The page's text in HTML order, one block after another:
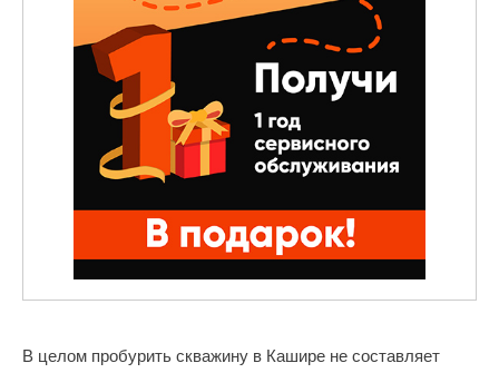
В целом пробурить скважину в Кашире не составляет